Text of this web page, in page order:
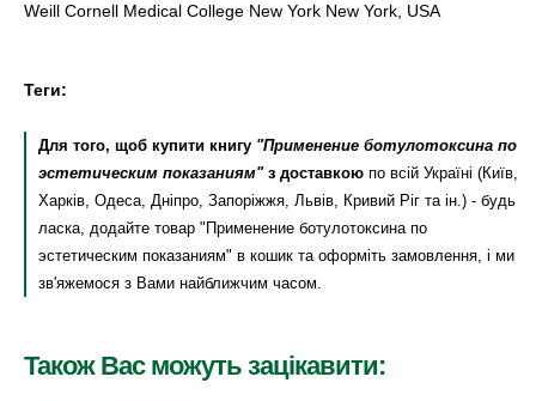
Weill Cornell Medical College New York New York, USA
Теги:
Для того, щоб купити книгу "Применение ботулотоксина по
эстетическим показаниям"з доставкою по всій Україні (Київ,
Харків, Одеса, Дніпро, Запоріжжя, Львів, Кривий Ріг та ін.) - будь
ласка, додайте товар "Применение ботулотоксина по
эстетическим показаниям" в кошик та оформіть замовлення, і ми
зв'яжемося з Вами найближчим часом.
Також Вас можуть зацікавити: